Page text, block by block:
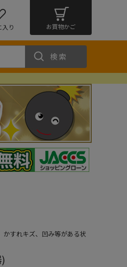
入り お買物かご
検索
かすれキズ、凹み等がある状